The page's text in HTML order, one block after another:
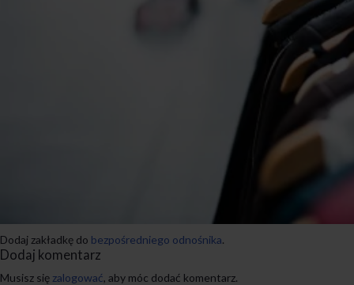
Dodaj zakładkę do bezpośredniego odnośnika.
Dodaj komentarz
Musisz się zalogować, aby móc dodać komentarz.